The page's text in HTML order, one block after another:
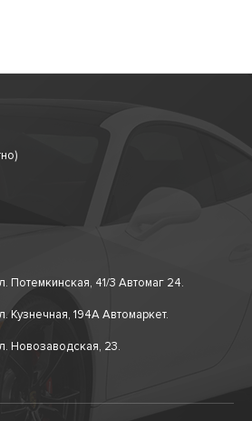
Потемкинская, 41/3 Автомаг 24.
Кузнечная, 194А Автомаркет.
Новозаводская, 23.